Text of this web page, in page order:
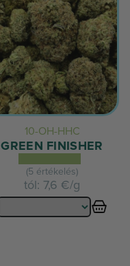
10-OH-HHC
GREEN FINISHER
(5 értékelés)
tól: 7,6 €/g